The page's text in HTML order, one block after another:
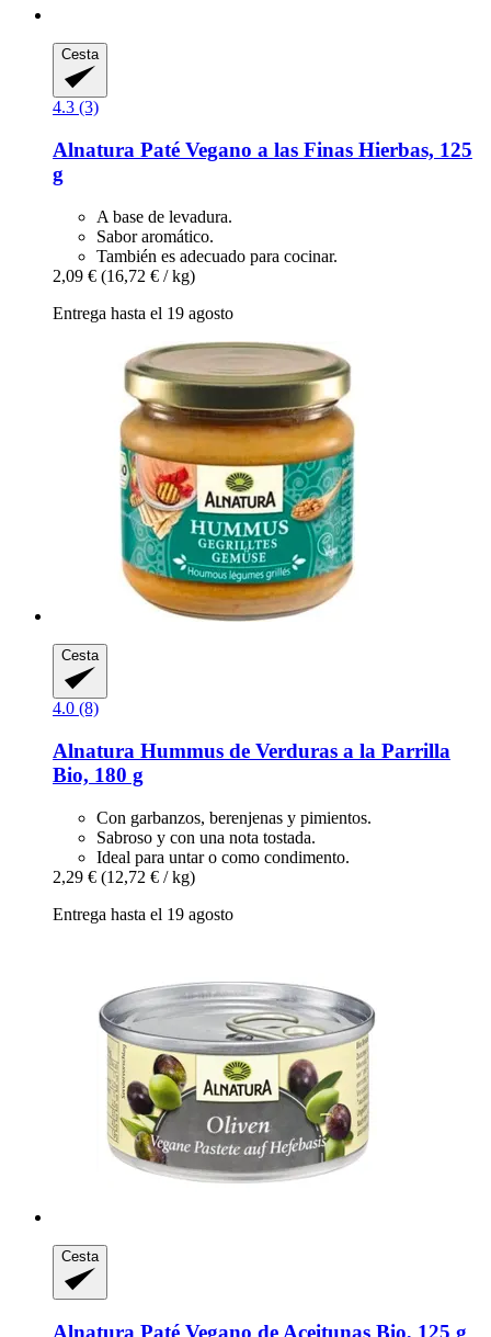
Cesta
4.3 (3)
Alnatura Paté Vegano a las Finas Hierbas, 125
g
A base de levadura.
Sabor aromático.
También es adecuado para cocinar.
2,09 € (16,72 € / kg)
Entrega hasta el 19 agosto
Cesta
4.0 (8)
Alnatura Hummus de Verduras a la Parrilla
Bio, 180 g
Con garbanzos, berenjenas y pimientos.
Sabroso y con una nota tostada.
Ideal para untar o como condimento.
2,29 € (12,72 € / kg)
Entrega hasta el 19 agosto
Cesta
Alnatura Paté Vegano de Aceitunas Bio, 125 g